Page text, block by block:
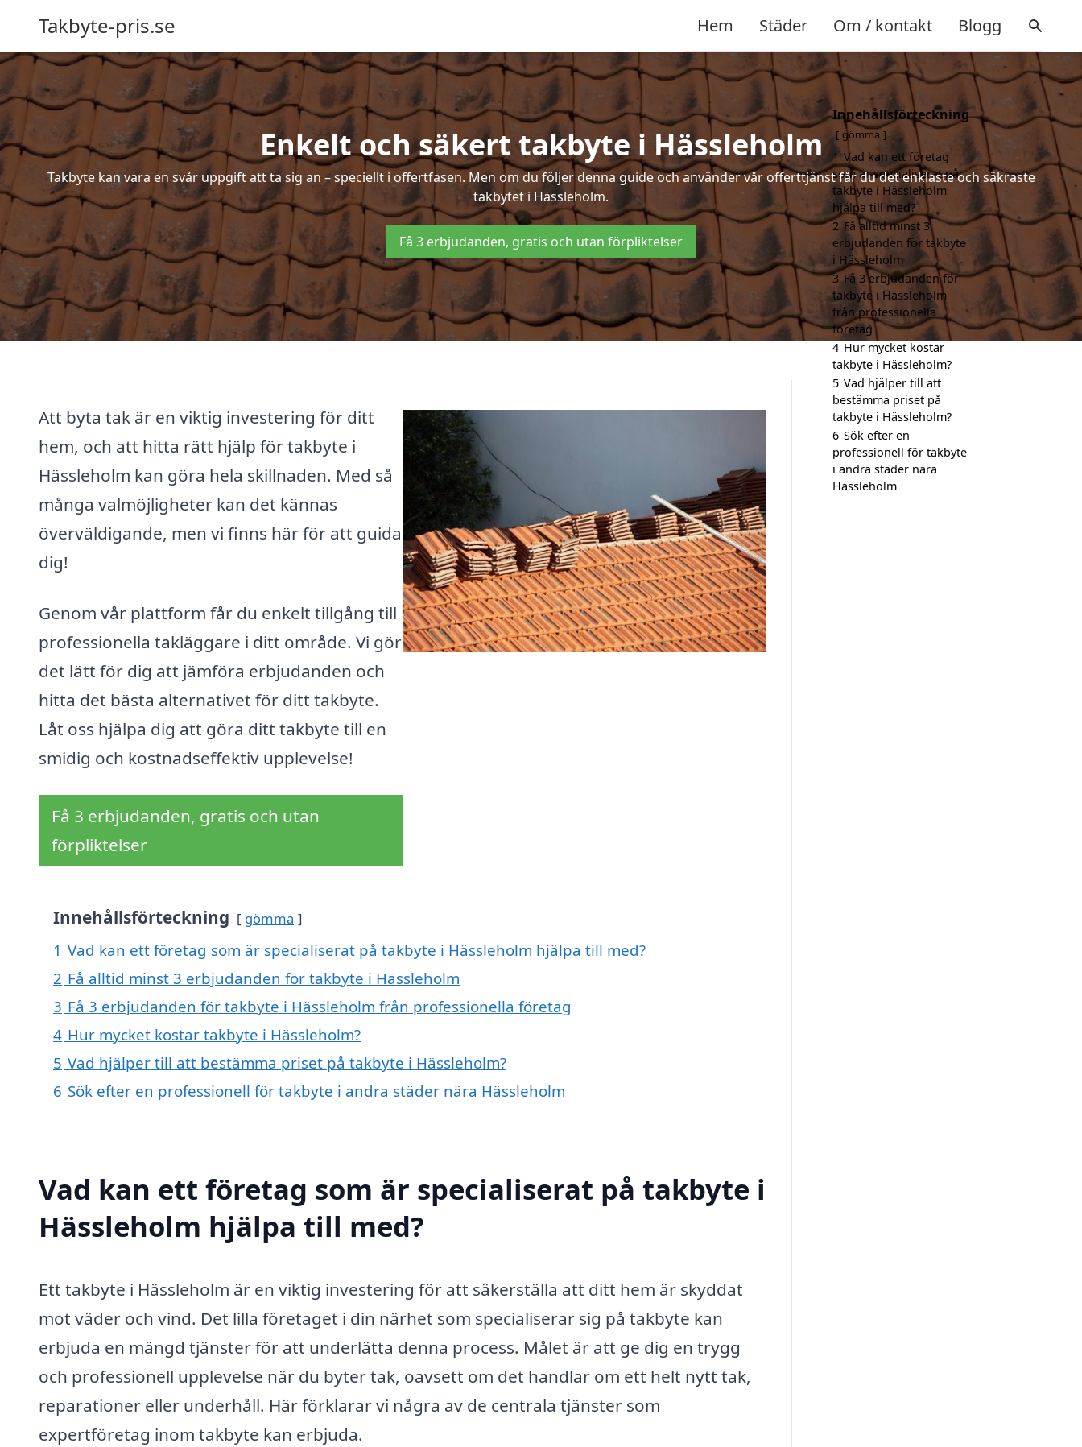
Takbyte-pris.se Hem Städer Om / kontakt Blogg
Enkelt och säkert takbyte i Hässleholm
Takbyte kan vara en svår uppgift att ta sig an – speciellt i offertfasen. Men om du följer denna guide och använder vår offerttjänst får du det enklaste och säkraste
takbytet i Hässleholm.
Få 3 erbjudanden, gratis och utan förpliktelser
Att byta tak är en viktig investering för ditt
hem, och att hitta rätt hjälp för takbyte i
Hässleholm kan göra hela skillnaden. Med så
många valmöjligheter kan det kännas
överväldigande, men vi finns här för att guida
dig!
Genom vår plattform får du enkelt tillgång till
professionella takläggare i ditt område. Vi gör
det lätt för dig att jämföra erbjudanden och
hitta det bästa alternativet för ditt takbyte.
Låt oss hjälpa dig att göra ditt takbyte till en
smidig och kostnadseffektiv upplevelse!
Få 3 erbjudanden, gratis och utan
förpliktelser
Innehållsförteckning gömma
1 Vad kan ett företag som är specialiserat på takbyte i Hässleholm hjälpa till med?
2 Få alltid minst 3 erbjudanden för takbyte i Hässleholm
3 Få 3 erbjudanden för takbyte i Hässleholm från professionella företag
4 Hur mycket kostar takbyte i Hässleholm?
5 Vad hjälper till att bestämma priset på takbyte i Hässleholm?
6 Sök efter en professionell för takbyte i andra städer nära Hässleholm
Vad kan ett företag som är specialiserat på takbyte i
Hässleholm hjälpa till med?
Ett takbyte i Hässleholm är en viktig investering för att säkerställa att ditt hem är skyddat
mot väder och vind. Det lilla företaget i din närhet som specialiserar sig på takbyte kan
erbjuda en mängd tjänster för att underlätta denna process. Målet är att ge dig en trygg
och professionell upplevelse när du byter tak, oavsett om det handlar om ett helt nytt tak,
reparationer eller underhåll. Här förklarar vi några av de centrala tjänster som
expertföretag inom takbyte kan erbjuda.
Innehållsförteckning
gömma
1 Vad kan ett företag
som är specialiserat på
takbyte i Hässleholm
hjälpa till med?
2 Få alltid minst 3
erbjudanden för takbyte
i Hässleholm
3 Få 3 erbjudanden för
takbyte i Hässleholm
från professionella
företag
4 Hur mycket kostar
takbyte i Hässleholm?
5 Vad hjälper till att
bestämma priset på
takbyte i Hässleholm?
6 Sök efter en
professionell för takbyte
i andra städer nära
Hässleholm